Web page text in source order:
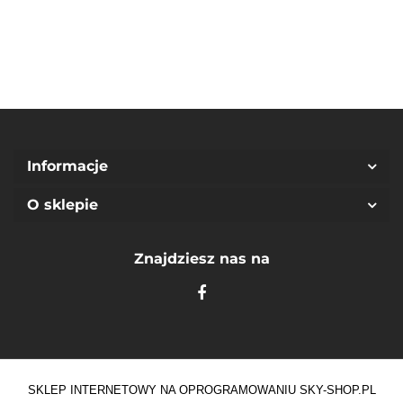
Informacje
O sklepie
Znajdziesz nas na
SKLEP INTERNETOWY NA OPROGRAMOWANIU SKY-SHOP.PL